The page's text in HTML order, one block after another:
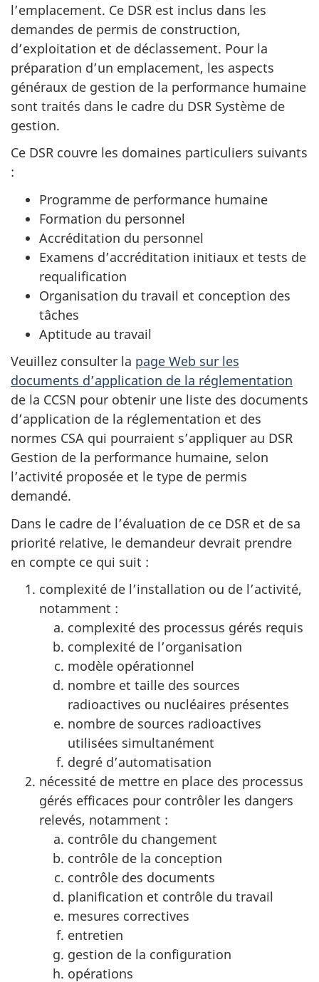
l’emplacement. Ce DSR est inclus dans les
demandes de permis de construction,
d’exploitation et de déclassement. Pour la
préparation d’un emplacement, les aspects
généraux de gestion de la performance humaine
sont traités dans le cadre du DSR Système de
gestion.
Ce DSR couvre les domaines particuliers suivants
:
Programme de performance humaine
Formation du personnel
Accréditation du personnel
Examens d’accréditation initiaux et tests de
requalification
Organisation du travail et conception des
tâches
Aptitude au travail
Veuillez consulter la page Web sur les
documents d’application de la réglementation
de la CCSN pour obtenir une liste des documents
d’application de la réglementation et des
normes CSA qui pourraient s’appliquer au DSR
Gestion de la performance humaine, selon
l’activité proposée et le type de permis
demandé.
Dans le cadre de l’évaluation de ce DSR et de sa
priorité relative, le demandeur devrait prendre
en compte ce qui suit :
complexité de l’installation ou de l’activité,
notamment :
complexité des processus gérés requis
complexité de l’organisation
modèle opérationnel
nombre et taille des sources
radioactives ou nucléaires présentes
nombre de sources radioactives
utilisées simultanément
degré d’automatisation
nécessité de mettre en place des processus
gérés efficaces pour contrôler les dangers
relevés, notamment :
contrôle du changement
contrôle de la conception
contrôle des documents
planification et contrôle du travail
mesures correctives
entretien
gestion de la configuration
opérations